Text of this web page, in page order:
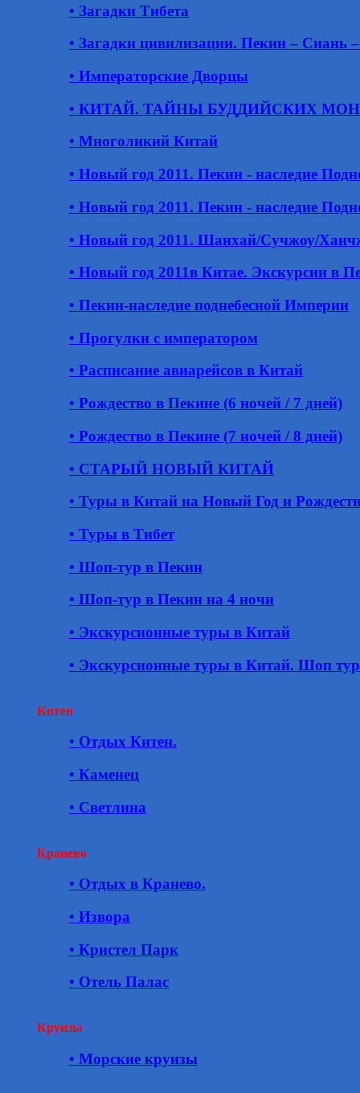
• Загадки Тибета
• Загадки цивилизации. Пекин –
• Императорские Дворцы
• КИТАЙ. ТАЙНЫ БУДДИЙСКИХ
• Многоликий Китай
• Новый год 2011. Пекин - наследие
• Новый год 2011. Пекин - наследие
• Новый год 2011. Шанхай/Сучжоу/
• Новый год 2011в Китае. Экскурсии в
• Пекин-наследие поднебесной Империи
• Прогулки с императором
• Расписание авиарейсов в Китай
• Рождество в Пекине (6 ночей / 7 дней)
• Рождество в Пекине (7 ночей / 8 дней)
• СТАРЫЙ НОВЫЙ КИТАЙ
• Туры в Китай на Новый Год и
• Туры в Тибет
• Шоп-тур в Пекин
• Шоп-тур в Пекин на 4 ночи
• Экскурсионные туры в Китай
• Экскурсионные туры в Китай. Шоп
Китен
• Отдых Китен.
• Каменец
• Светлина
Кранево
• Отдых в Кранево.
• Извора
• Кристел Парк
• Отель Палас
Круизы
• Морские круизы